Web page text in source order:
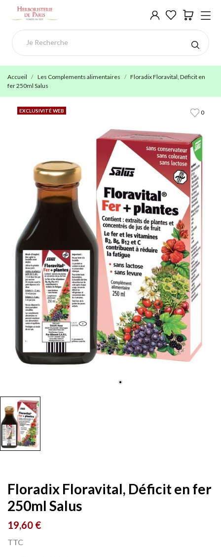
Accueil Les Complements alimentaires
Floradix Floravital, Déficit en
fer 250ml Salus
0
EXCLUSIVITÉ WEB
Floradix Floravital, Déficit en fer
250ml Salus
19,60 €
TTC